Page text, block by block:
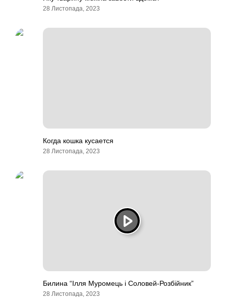
28 Листопада, 2023
Когда кошка кусается
28 Листопада, 2023
Билина “Ілля Муромець і Соловей-Розбійник”
28 Листопада, 2023